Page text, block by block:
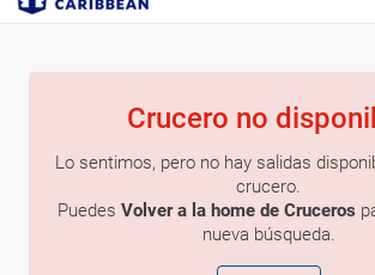
Crucero no
Lo sentimos, pero no hay salidas
crucero.
Puedes Volver a la home de Cruceros
nueva búsqueda.